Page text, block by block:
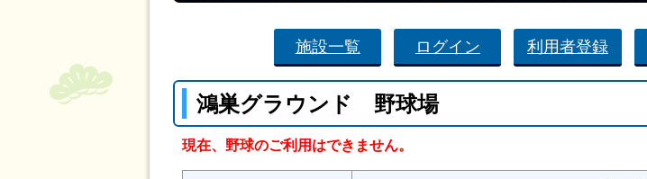
施設一覧 ログイン 利用者登録
鴻巣グラウンド 野球場
現在、野球のご利用はできません。